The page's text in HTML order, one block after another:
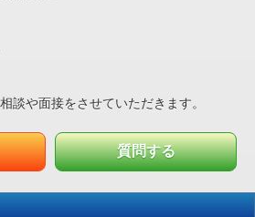
談や面接をさせていただきます。
質問する